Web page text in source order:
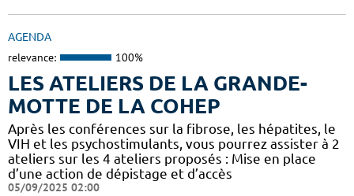
AGENDA
relevance: 100%
LES ATELIERS DE LA GRANDE-
MOTTE DE LA COHEP
Après les conférences sur la fibrose, les hépatites, le
VIH et les psychostimulants, vous pourrez assister à 2
ateliers sur les 4 ateliers proposés : Mise en place
d’une action de dépistage et d’accès
05/09/2025 02:00